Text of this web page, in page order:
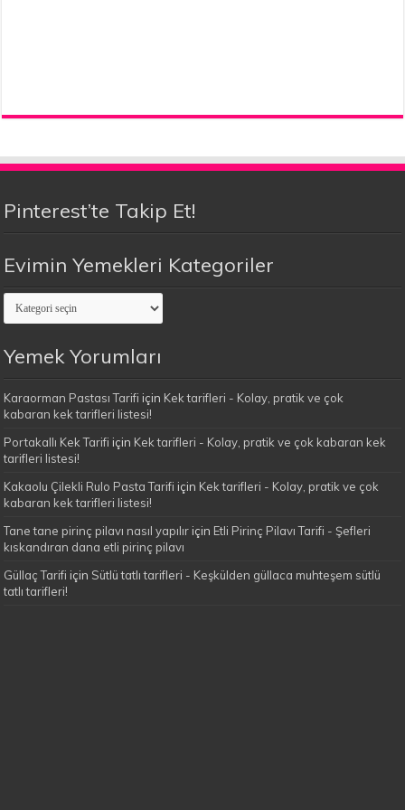
Pinterest’te Takip Et!
Evimin Yemekleri Kategoriler
Evimin
Yemekleri
Kategoriler
Yemek Yorumları
Karaorman Pastası Tarifi için Kek tarifleri - Kolay, pratik ve çok
kabaran kek tarifleri listesi!
Portakallı Kek Tarifi için Kek tarifleri - Kolay, pratik ve çok kabaran kek
tarifleri listesi!
Kakaolu Çilekli Rulo Pasta Tarifi için Kek tarifleri - Kolay, pratik ve çok
kabaran kek tarifleri listesi!
Tane tane pirinç pilavı nasıl yapılır için Etli Pirinç Pilavı Tarifi - Şefleri
kıskandıran dana etli pirinç pilavı
Güllaç Tarifi için Sütlü tatlı tarifleri - Keşkülden güllaca muhteşem sütlü
tatlı tarifleri!